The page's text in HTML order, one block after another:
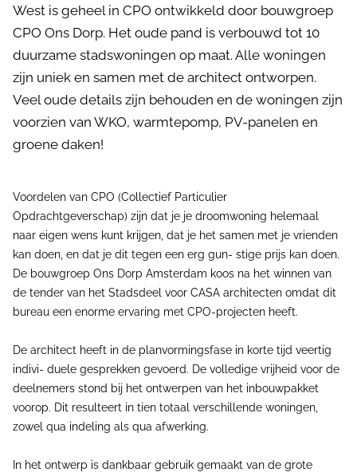
West is geheel in CPO ontwikkeld door bouwgroep
CPO Ons Dorp. Het oude pand is verbouwd tot 10
duurzame stadswoningen op maat. Alle woningen
zijn uniek en samen met de architect ontworpen.
Veel oude details zijn behouden en de woningen zijn
voorzien van WKO, warmtepomp, PV-panelen en
groene daken!
Voordelen van CPO (Collectief Particulier
Opdrachtgeverschap) zijn dat je je droomwoning helemaal
naar eigen wens kunt krijgen, dat je het samen met je vrienden
kan doen, en dat je dit tegen een erg gun- stige prijs kan doen.
De bouwgroep Ons Dorp Amsterdam koos na het winnen van
de tender van het Stadsdeel voor CASA architecten omdat dit
bureau een enorme ervaring met CPO-projecten heeft.
De architect heeft in de planvormingsfase in korte tijd veertig
indivi- duele gesprekken gevoerd. De volledige vrijheid voor de
deelnemers stond bij het ontwerpen van het inbouwpakket
voorop. Dit resulteert in tien totaal verschillende woningen,
zowel qua indeling als qua afwerking.
In het ontwerp is dankbaar gebruik gemaakt van de grote